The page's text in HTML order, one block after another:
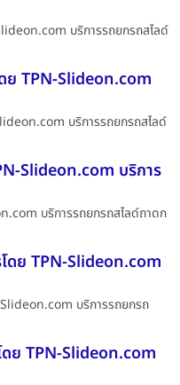
บริการรถยกรถสไลด์
ย TPN-Slideon.com
บริการรถยกรถสไลด์
Slideon.com บริการ
บริการรถยกรถสไลด์ถาดก
ดย TPN-Slideon.com
บริการรถยกรถ
ดย TPN-Slideon.com